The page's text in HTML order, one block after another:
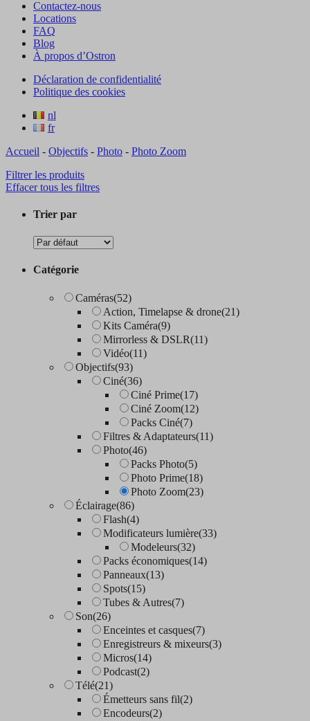
Contactez-nous
Locations
FAQ
Blog
À propos d’Ostron
Déclaration de confidentialité
Politique des cookies
nl
fr
Accueil - Objectifs - Photo - Photo Zoom
Filtrer les produits
Effacer tous les filtres
Trier par
Catégorie
Caméras(52)
Action, Timelapse & drone(21)
Kits Caméra(9)
Mirrorless & DSLR(11)
Vidéo(11)
Objectifs(93)
Ciné(36)
Ciné Prime(17)
Ciné Zoom(12)
Packs Ciné(7)
Filtres & Adaptateurs(11)
Photo(46)
Packs Photo(5)
Photo Prime(18)
Photo Zoom(23)
Éclairage(86)
Flash(4)
Modificateurs lumière(33)
Modeleurs(32)
Packs économiques(14)
Panneaux(13)
Spots(15)
Tubes & Autres(7)
Son(26)
Enceintes et casques(7)
Enregistreurs & mixeurs(3)
Micros(14)
Podcast(2)
Télé(21)
Émetteurs sans fil(2)
Encodeurs(2)